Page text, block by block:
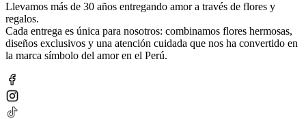
Llevamos más de 30 años entregando amor a través de flores y
regalos.
Cada entrega es única para nosotros: combinamos flores hermosas,
diseños exclusivos y una atención cuidada que nos ha convertido en
la marca símbolo del amor en el Perú.